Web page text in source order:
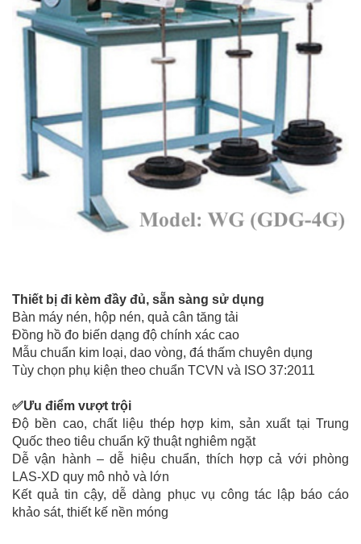
Thiết bị đi kèm đầy đủ, sẵn sàng sử dụng
Bàn máy nén, hộp nén, quả cân tăng tải
Đồng hồ đo biến dạng độ chính xác cao
Mẫu chuẩn kim loại, dao vòng, đá thấm chuyên dụng
Tùy chọn phụ kiện theo chuẩn TCVN và ISO 37:2011
✅Ưu điểm vượt trội
Độ bền cao, chất liệu thép hợp kim, sản xuất tại Trung
Quốc theo tiêu chuẩn kỹ thuật nghiêm ngặt
Dễ vận hành – dễ hiệu chuẩn, thích hợp cả với phòng
LAS-XD quy mô nhỏ và lớn
Kết quả tin cậy, dễ dàng phục vụ công tác lập báo cáo
khảo sát, thiết kế nền móng